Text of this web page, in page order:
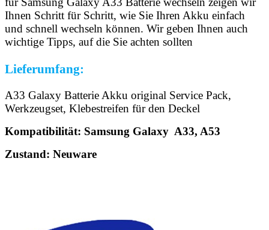
Ihnen Schritt für Schritt, wie Sie Ihren Akku einfach
und schnell wechseln können. Wir geben Ihnen auch
wichtige Tipps, auf die Sie achten sollten
Lieferumfang:
A33 Galaxy Batterie Akku original Service Pack,
Werkzeugset, Klebestreifen für den Deckel
Kompatibilität: Samsung Galaxy A33, A53
Zustand: Neuware